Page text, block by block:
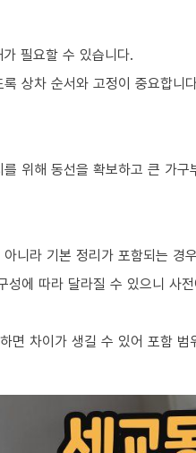
필요할 수 있습니다.
상차 순서와 고정이 중요합니
위해 동선을 확보하고 큰 가
니라 기본 정리가 포함되는 경
성에 따라 달라질 수 있으니 사
면 차이가 생길 수 있어 포함